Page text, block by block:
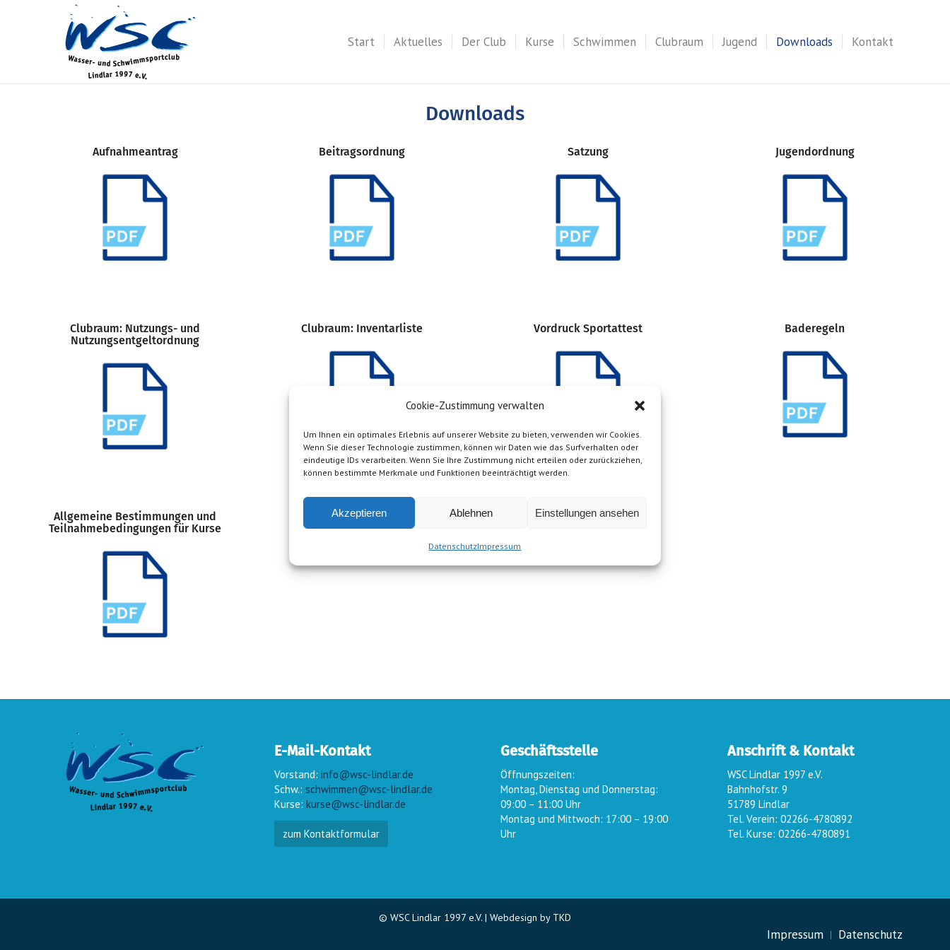
Cookie-Zustimmung verwalten
Um Ihnen ein optimales Erlebnis auf unserer Website zu bieten, verwenden wir Cookies.
Wenn Sie dieser Technologie zustimmen, können wir Daten wie das Surfverhalten oder
eindeutige IDs verarbeiten. Wenn Sie Ihre Zustimmung nicht erteilen oder zurückziehen,
können bestimmte Merkmale und Funktionen beeinträchtigt werden.
Akzeptieren Ablehnen Einstellungen ansehen
DatenschutzImpressum
Start Aktuelles Der Club Kurse Schwimmen Clubraum Jugend Downloads Kontakt
Downloads
Aufnahmeantrag Beitragsordnung Satzung Jugendordnung
Clubraum: Nutzungs- und
Nutzungsentgeltordnung
Clubraum: Inventarliste Vordruck Sportattest Baderegeln
Allgemeine Bestimmungen und
Teilnahmebedingungen für Kurse
E-Mail-Kontakt
Vorstand: info@wsc-lindlar.de
Schw.: schwimmen@wsc-lindlar.de
Kurse: kurse@wsc-lindlar.de
zum Kontaktformular
Geschäftsstelle
Öffnungszeiten:
Montag, Dienstag und Donnerstag:
09:00 – 11:00 Uhr
Montag und Mittwoch: 17:00 – 19:00
Uhr
Anschrift & Kontakt
WSC Lindlar 1997 e.V.
Bahnhofstr. 9
51789 Lindlar
Tel. Verein: 02266-4780892
Tel. Kurse: 02266-4780891
© WSC Lindlar 1997 e.V. | Webdesign by TKD
Impressum Datenschutz